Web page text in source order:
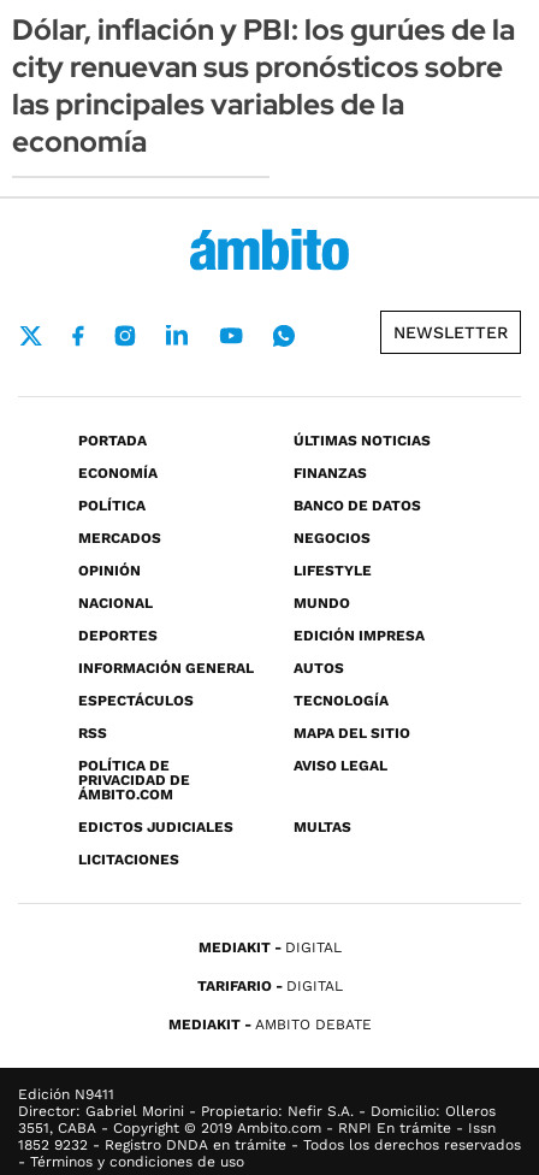
Dólar, inflación y PBI: los gurúes de la
city renuevan sus pronósticos sobre
las principales variables de la
economía
NEWSLETTER
PORTADA
ÚLTIMAS NOTICIAS
ECONOMÍA
FINANZAS
POLÍTICA
BANCO DE DATOS
MERCADOS
NEGOCIOS
OPINIÓN
LIFESTYLE
NACIONAL
MUNDO
DEPORTES
EDICIÓN IMPRESA
INFORMACIÓN GENERAL
AUTOS
ESPECTÁCULOS
TECNOLOGÍA
RSS
MAPA DEL SITIO
POLÍTICA DE
PRIVACIDAD DE
ÁMBITO.COM
AVISO LEGAL
EDICTOS JUDICIALES
MULTAS
LICITACIONES
MEDIAKIT DIGITAL
TARIFARIO DIGITAL
MEDIAKIT AMBITO DEBATE
Edición N9411
Director: Gabriel Morini - Propietario: Nefir S.A. - Domicilio: Olleros
3551, CABA - Copyright © 2019 Ambito.com - RNPI En trámite - Issn
1852 9232 - Registro DNDA en trámite - Todos los derechos reservados
- Términos y condiciones de uso